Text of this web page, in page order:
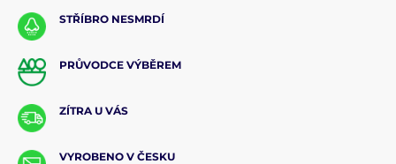
STŘÍBRO NESMRDÍ
PRŮVODCE VÝBĚREM
ZÍTRA U VÁS
VYROBENO V ČESKU